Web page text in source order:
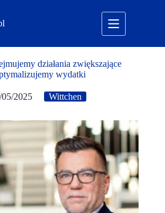
działania zwiększające
wydatki
05/2025 Wittchen